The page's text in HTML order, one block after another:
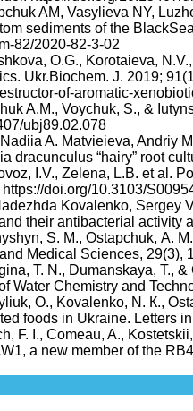
AM, Vasylieva NY,
sediments of the
82/2020-82-3-02
O.G., Korotaieva,
Ukr.Biochem. J. 2019;
of-aromatic-
A.M., Voychuk, S., &
ubj89.02.078
A. Matvieieva, Andriy
dracunculus “hairy” root
I.V., Zelena, L.B. et al.
doi.org/10.3103/
Kovalenko,
their antibacterial activity
S. М., Ostapchuk, А.
Medical Sciences,
T. N., Dumanskaya, T.,
Water Chemistry and
O., Kovalenko, N. К.,
foods in Ukraine. Letters
F. I., Comeau, A.,
a new member of the